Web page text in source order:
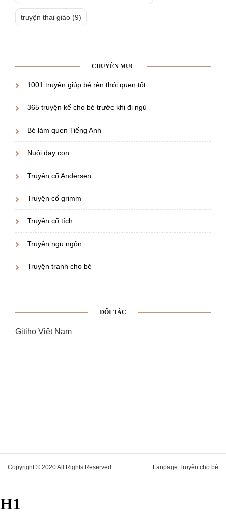
truyện thai giáo (9)
CHUYÊN MỤC
1001 truyện giúp bé rèn thói quen tốt
365 truyện kể cho bé trước khi đi ngủ
Bé làm quen Tiếng Anh
Nuôi dạy con
Truyện cổ Andersen
Truyện cổ grimm
Truyện cổ tích
Truyện ngụ ngôn
Truyện tranh cho bé
ĐỐI TÁC
Gitiho Việt Nam
Copyright © 2020 All Rights Reserved. Fanpage Truyện cho bé
H1